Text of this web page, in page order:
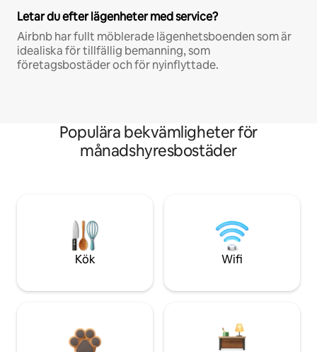
Letar du efter lägenheter med service?
Airbnb har fullt möblerade lägenhetsboenden som är
idealiska för tillfällig bemanning, som
företagsbostäder och för nyinflyttade.
Populära bekvämligheter för
månadshyresbostäder
Kök Wifi